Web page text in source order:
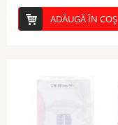
ADĂUGĂ ÎN COŞ